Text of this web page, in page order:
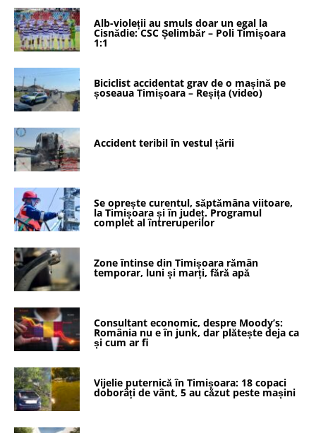
Alb-violeții au smuls doar un egal la
Cisnădie: CSC Șelimbăr – Poli Timișoara
1:1
Biciclist accidentat grav de o mașină pe
șoseaua Timișoara – Reșița (video)
Accident teribil în vestul țării
Se oprește curentul, săptămâna viitoare,
la Timișoara și în județ. Programul
complet al întreruperilor
Zone întinse din Timișoara rămân
temporar, luni și marți, fără apă
Consultant economic, despre Moody’s:
România nu e în junk, dar plătește deja ca
și cum ar fi
Vijelie puternică în Timișoara: 18 copaci
doborâți de vânt, 5 au căzut peste mașini